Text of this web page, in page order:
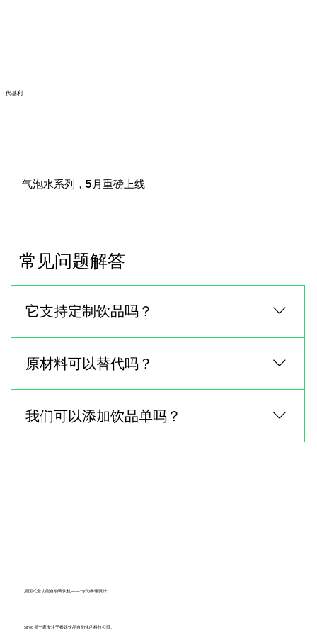
代基利
气泡水系列，5月重磅上线
它支持定制饮品吗？
式冲泡，并确保每次都能获得稳定的效果。暂不支持
原材料可以替代吗？
味上存在差异，这可能会影响饮品的最终口感和品
我们可以添加饮品单吗？
常见问题解答
桌面式全功能自动调饮机 ——“专为餐馆设计”
SiPod 是一家专注于餐馆饮品自动化的科技公司。